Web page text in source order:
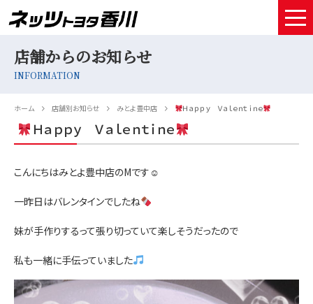
試乗予約
採用情報
店舗からのお知らせ
INFORMATION
ホーム 店舗別お知らせ みとよ豊中店 Ｈａｐｐｙ Ｖａｌｅｎｔｉｎｅ
Ｈａｐｐｙ Ｖａｌｅｎｔｉｎｅ
こんにちはみとよ豊中店のМです☺
一昨日はバレンタインでしたね
妹が手作りするって張り切っていて楽しそうだったので
私も一緒に手伝っていました